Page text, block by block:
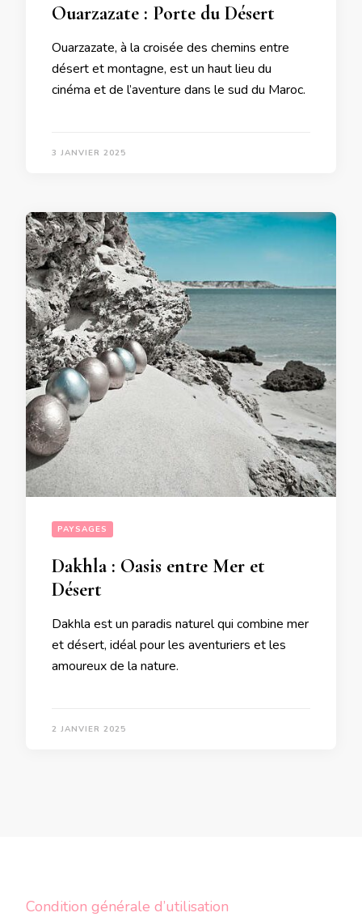
Ouarzazate : Porte du Désert
Ouarzazate, à la croisée des chemins entre
désert et montagne, est un haut lieu du
cinéma et de l’aventure dans le sud du Maroc.
3 JANVIER 2025
PAYSAGES
Dakhla : Oasis entre Mer et
Désert
Dakhla est un paradis naturel qui combine mer
et désert, idéal pour les aventuriers et les
amoureux de la nature.
2 JANVIER 2025
Condition générale d’utilisation